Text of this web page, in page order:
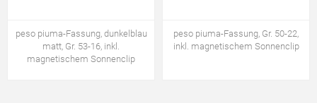
peso piuma-Fassung, dunkelblau
matt, Gr. 53-16, inkl.
magnetischem Sonnenclip
peso piuma-Fassung, Gr. 50-22,
inkl. magnetischem Sonnenclip